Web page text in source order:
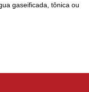
gaseificada, tônica ou